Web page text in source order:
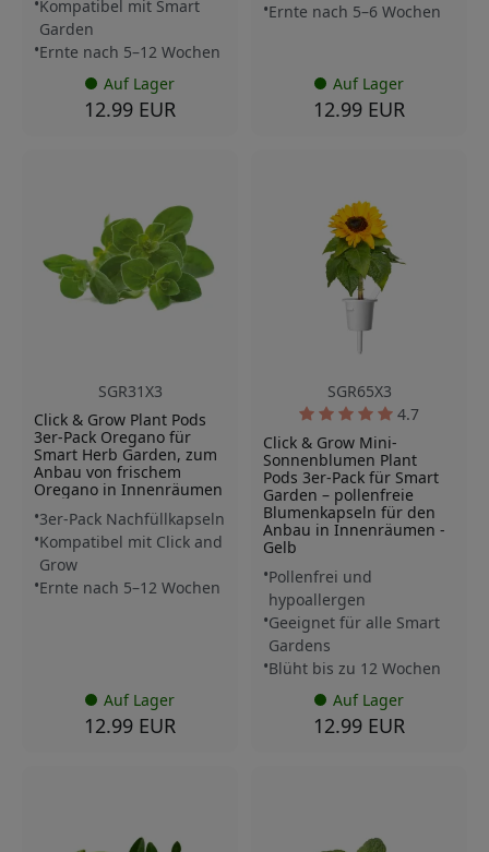
Kompatibel mit Smart
Garden
Ernte nach 5–12 Wochen
Auf Lager
12.99 EUR
Ernte nach 5–6 Wochen
Auf Lager
12.99 EUR
SGR31X3
Click & Grow Plant Pods
3er-Pack Oregano für
Smart Herb Garden, zum
Anbau von frischem
Oregano in Innenräumen
3er-Pack Nachfüllkapseln
Kompatibel mit Click and
Grow
Ernte nach 5–12 Wochen
Auf Lager
12.99 EUR
SGR65X3
4.7
Click & Grow Mini-
Sonnenblumen Plant
Pods 3er-Pack für Smart
Garden – pollenfreie
Blumenkapseln für den
Anbau in Innenräumen -
Gelb
Pollenfrei und
hypoallergen
Geeignet für alle Smart
Gardens
Blüht bis zu 12 Wochen
Auf Lager
12.99 EUR